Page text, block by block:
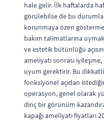
hale gelir. İlk haftalarda
görülebilse de bu
korunmaya özen
bakım talimatlarına
ve estetik bütünlüğü
ameliyatı sonrası
uyum gerektirir. Bu
fonksiyonel açıdan
operasyon, genel olarak
dinç bir görünüm
kapağı ameliyatı fiyatları